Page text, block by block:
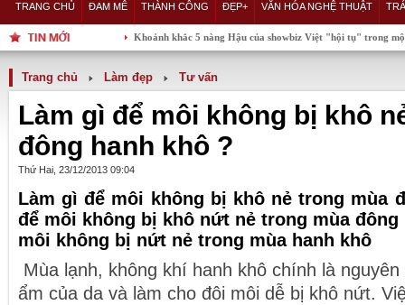
TRANG CHỦ ĐAM MÊ THÀNH CÔNG ĐẸP+ VĂN HÓA NGHỆ THUẬT
Khoảnh khắc 5 nàng Hậu của showbiz Việt "hội tụ" trong một khung hình, ai xuất
Trang chủ Làm đẹp Tư vấn
Làm gì để môi không bị khô
đông hanh khô ?
Thứ Hai, 23/12/2013 09:04
Làm gì để môi không bị khô nẻ trong mùa
để môi không bị khô nứt nẻ trong mùa đông
môi không bị nứt nẻ trong mùa hanh khô
Mùa lạnh, không khí hanh khô chính là
ẩm của da và làm cho đôi môi dễ bị khô nứt.